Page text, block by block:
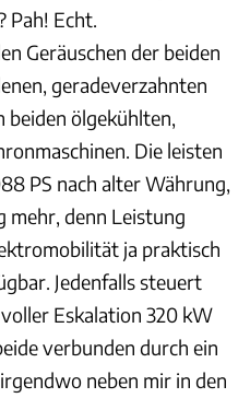
Pah! Echt.
Geräuschen der beiden
geradeverzahnten
beiden ölgekühlten,
Die leisten
PS nach alter Währung,
mehr, denn Leistung
ja praktisch
Jedenfalls steuert
Eskalation 320 kW
verbunden durch ein
neben mir in den